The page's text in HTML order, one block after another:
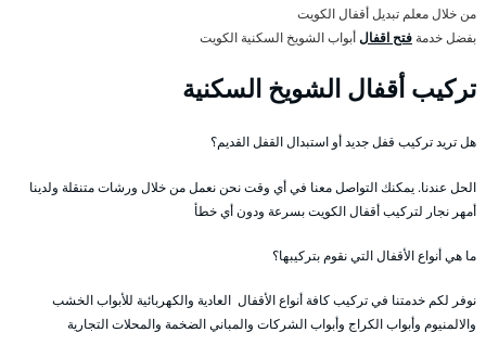
من خلال معلم تبديل أقفال الكويت
بفضل خدمة فتح اقفالأبواب الشويخ السكنية الكويت
تركيب أقفال الشويخ السكنية
هل تريد تركيب قفل جديد أو استبدال القفل القديم؟
الحل عندنا. يمكنك التواصل معنا في أي وقت نحن نعمل من خلال ورشات متنقلة ولدينا
أمهر نجار لتركيب أقفال الكويت بسرعة ودون أي خطأ
ما هي أنواع الأقفال التي نقوم بتركيبها؟
نوفر لكم خدمتنا في تركيب كافة أنواع الأقفال العادية والكهربائية للأبواب الخشب
والالمنيوم وأبواب الكراج وأبواب الشركات والمباني الضخمة والمحلات التجارية